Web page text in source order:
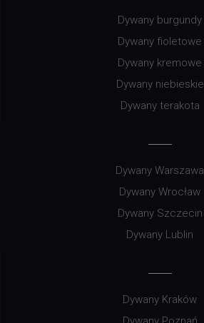
Dywany burgundy
Dywany fioletowe
Dywany kremowe
Dywany niebieskie
Dywany terakota
Dywany Warszawa
Dywany Wrocław
Dywany Szczecin
Dywany Lublin
Dywany Kraków